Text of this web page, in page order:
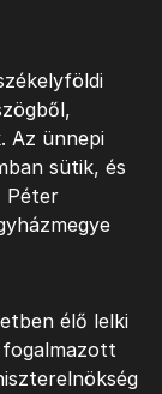
Az ünnepi
sütik, és
Péter
élő lelki
fogalmazott